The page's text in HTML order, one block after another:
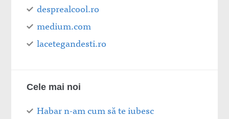
desprealcool.ro
medium.com
lacetegandesti.ro
Cele mai noi
Habar n-am cum să te iubesc